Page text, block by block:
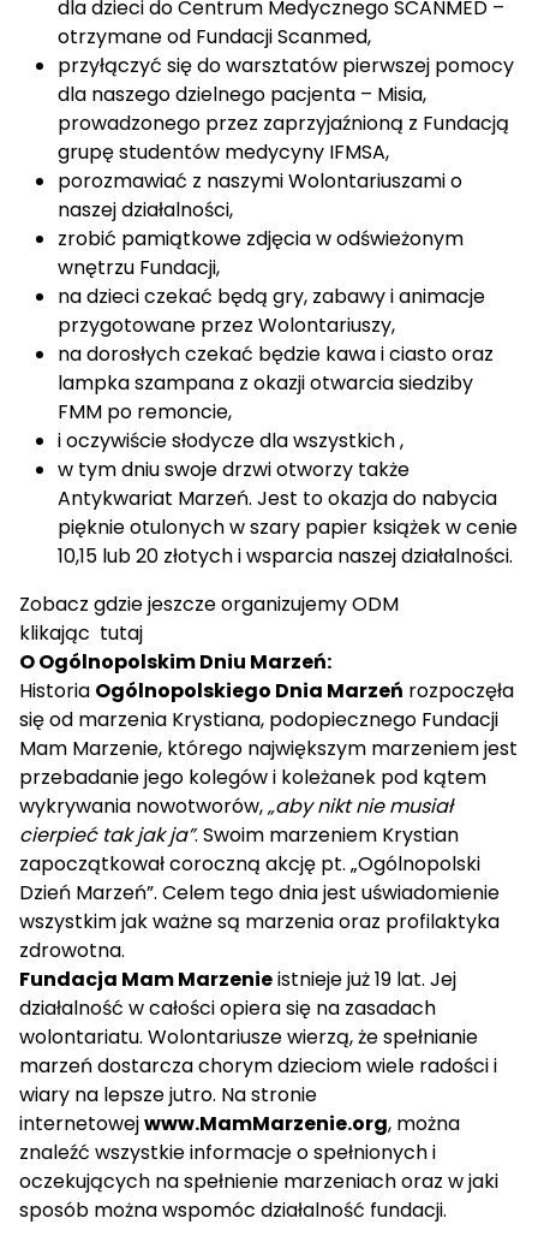
dla dzieci do Centrum Medycznego SCANMED –
otrzymane od Fundacji Scanmed,
przyłączyć się do warsztatów pierwszej pomocy
dla naszego dzielnego pacjenta – Misia,
prowadzonego przez zaprzyjaźnioną z Fundacją
grupę studentów medycyny IFMSA,
porozmawiać z naszymi Wolontariuszami o
naszej działalności,
zrobić pamiątkowe zdjęcia w odświeżonym
wnętrzu Fundacji,
na dzieci czekać będą gry, zabawy i animacje
przygotowane przez Wolontariuszy,
na dorosłych czekać będzie kawa i ciasto oraz
lampka szampana z okazji otwarcia siedziby
FMM po remoncie,
i oczywiście słodycze dla wszystkich ,
w tym dniu swoje drzwi otworzy także
Antykwariat Marzeń. Jest to okazja do nabycia
pięknie otulonych w szary papier książek w cenie
10,15 lub 20 złotych i wsparcia naszej działalności.
Zobacz gdzie jeszcze organizujemy ODM
klikając tutaj
O Ogólnopolskim Dniu Marzeń:
Historia Ogólnopolskiego Dnia Marzeń rozpoczęła
się od marzenia Krystiana, podopiecznego Fundacji
Mam Marzenie, którego największym marzeniem jest
przebadanie jego kolegów i koleżanek pod kątem
wykrywania nowotworów,„aby nikt nie musiał
cierpieć tak jak ja”. Swoim marzeniem Krystian
zapoczątkował coroczną akcję pt. „Ogólnopolski
Dzień Marzeń”. Celem tego dnia jest uświadomienie
wszystkim jak ważne są marzenia oraz profilaktyka
zdrowotna.
Fundacja Mam Marzenieistnieje już 19 lat. Jej
działalność w całości opiera się na zasadach
wolontariatu. Wolontariusze wierzą, że spełnianie
marzeń dostarcza chorym dzieciom wiele radości i
wiary na lepsze jutro. Na stronie
internetowejwww.MamMarzenie.org, można
znaleźć wszystkie informacje o spełnionych i
oczekujących na spełnienie marzeniach oraz w jaki
sposób można wspomóc działalność fundacji.